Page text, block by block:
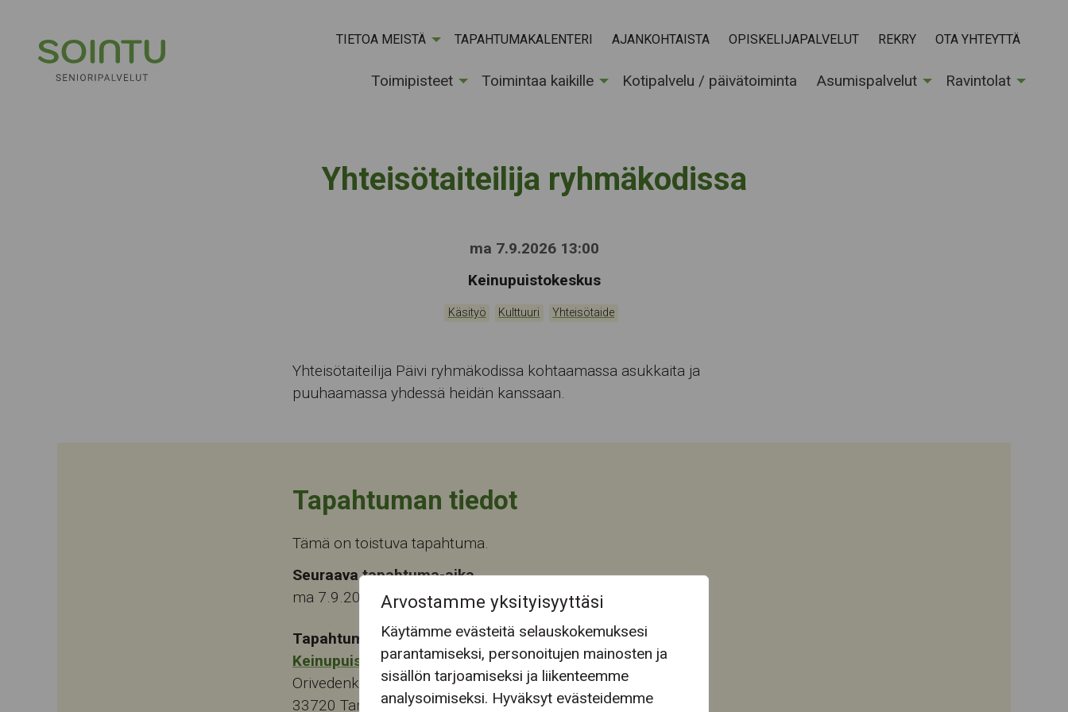
Arvostamme yksityisyyttäsi
Käytämme evästeitä selauskokemuksesi
parantamiseksi, personoitujen mainosten ja
sisällön tarjoamiseksi ja liikenteemme
analysoimiseksi. Hyväksyt evästeidemme
TIETOA MEISTÄ TAPAHTUMAKALENTERI AJANKOHTAISTA OPISKELIJAPALVELUT REKRY OTA YHTEYTTÄ
Toimipisteet Toimintaa kaikille Kotipalvelu / päivätoiminta Asumispalvelut Ravintolat
Yhteisötaiteilija ryhmäkodissa
ma 7.9.2026 13:00
Tapahtumapaikka:
Keinupuistokeskus
Kategoriat:
Käsityö Kulttuuri Yhteisötaide
Yhteisötaiteilija Päivi ryhmäkodissa kohtaamassa asukkaita ja
puuhaamassa yhdessä heidän kanssaan.
Tapahtuman tiedot
Tämä on toistuva tapahtuma.
Seuraava tapahtuma-aika
ma 7.9.2026 13:00
Tapahtumapaikka:
Keinupuistokeskus
Orivedenkatu 28
33720 Tampere